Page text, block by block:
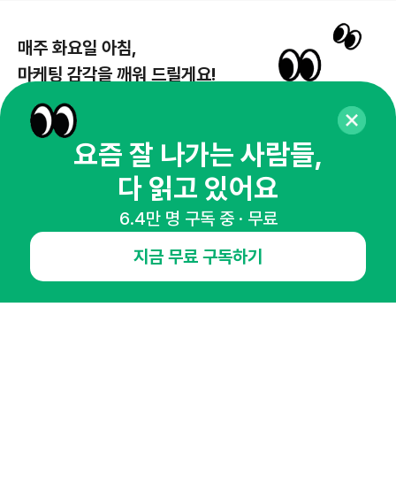
매주 화요일 아침,
마케팅 감각을 깨워 드릴게요!
뉴스레터 구독하기
오픈애즈란
요즘 잘 나가는 사람들,
다 읽고 있어요
6.4만 명 구독 중 · 무료
지금 무료 구독하기